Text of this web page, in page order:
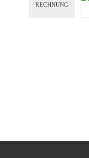
RECHNUNG